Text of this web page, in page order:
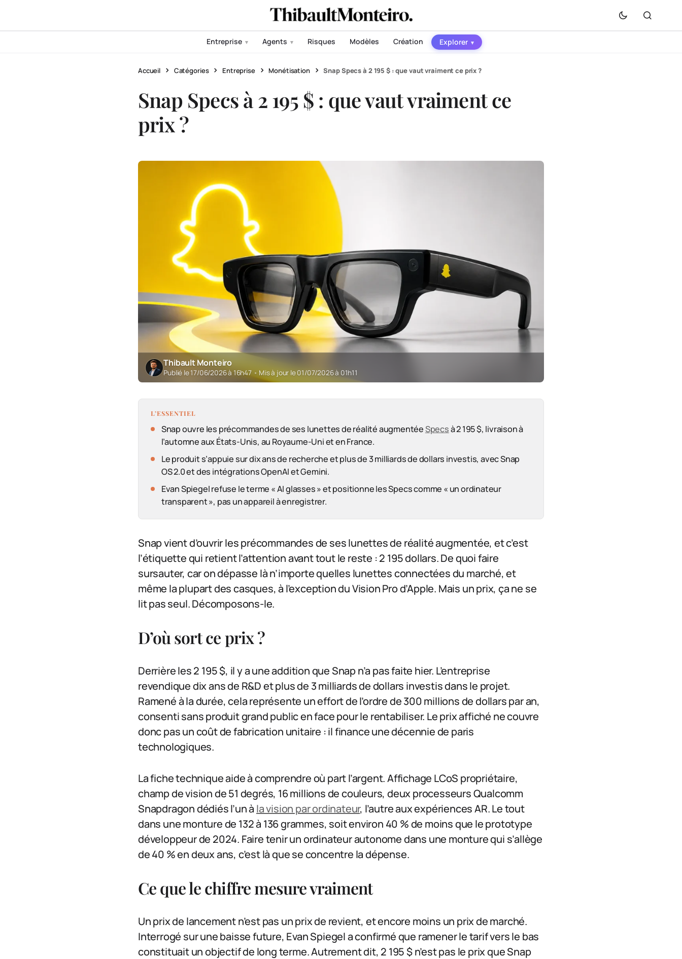
Entreprise ▾ Agents ▾ Risques Modèles Création Explorer ▾
Accueil Catégories Entreprise Monétisation Snap Specs à 2 195 $ : que vaut vraiment ce prix ?
Snap Specs à 2 195 $ : que vaut vraiment ce
prix ?
Thibault Monteiro
Publié le 17/06/2026 à 16h47 • Mis à jour le 01/07/2026 à 01h11
L’ESSENTIEL
Snap ouvre les précommandes de ses lunettes de réalité augmentéeSpecsà 2 195 $, livraison à
l’automne aux États-Unis, au Royaume-Uni et en France.
Le produit s’appuie sur dix ans de recherche et plus de 3 milliards de dollars investis, avec Snap
OS 2.0 et des intégrations OpenAI et Gemini.
Evan Spiegel refuse le terme « AI glasses » et positionne les Specs comme « un ordinateur
transparent », pas un appareil à enregistrer.
Snap vient d’ouvrir les précommandes de ses lunettes de réalité augmentée, et c’est
l’étiquette qui retient l’attention avant tout le reste : 2 195 dollars. De quoi faire
sursauter, car on dépasse là n’importe quelles lunettes connectées du marché, et
même la plupart des casques, à l’exception du Vision Pro d’Apple. Mais un prix, ça ne se
lit pas seul. Décomposons-le.
D’où sort ce prix ?
Derrière les 2 195 $, il y a une addition que Snap n’a pas faite hier. L’entreprise
revendique dix ans de R&D et plus de 3 milliards de dollars investis dans le projet.
Ramené à la durée, cela représente un effort de l’ordre de 300 millions de dollars par an,
consenti sans produit grand public en face pour le rentabiliser. Le prix affiché ne couvre
donc pas un coût de fabrication unitaire : il finance une décennie de paris
technologiques.
La fiche technique aide à comprendre où part l’argent. Affichage LCoS propriétaire,
champ de vision de 51 degrés, 16 millions de couleurs, deux processeurs Qualcomm
Snapdragon dédiés l’un à la vision par ordinateur, l’autre aux expériences AR. Le tout
dans une monture de 132 à 136 grammes, soit environ 40 % de moins que le prototype
développeur de 2024. Faire tenir un ordinateur autonome dans une monture qui s’allège
de 40 % en deux ans, c’est là que se concentre la dépense.
Ce que le chiffre mesure vraiment
Un prix de lancement n’est pas un prix de revient, et encore moins un prix de marché.
Interrogé sur une baisse future, Evan Spiegel a confirmé que ramener le tarif vers le bas
constituait un objectif de long terme. Autrement dit, 2 195 $ n’est pas le prix que Snap